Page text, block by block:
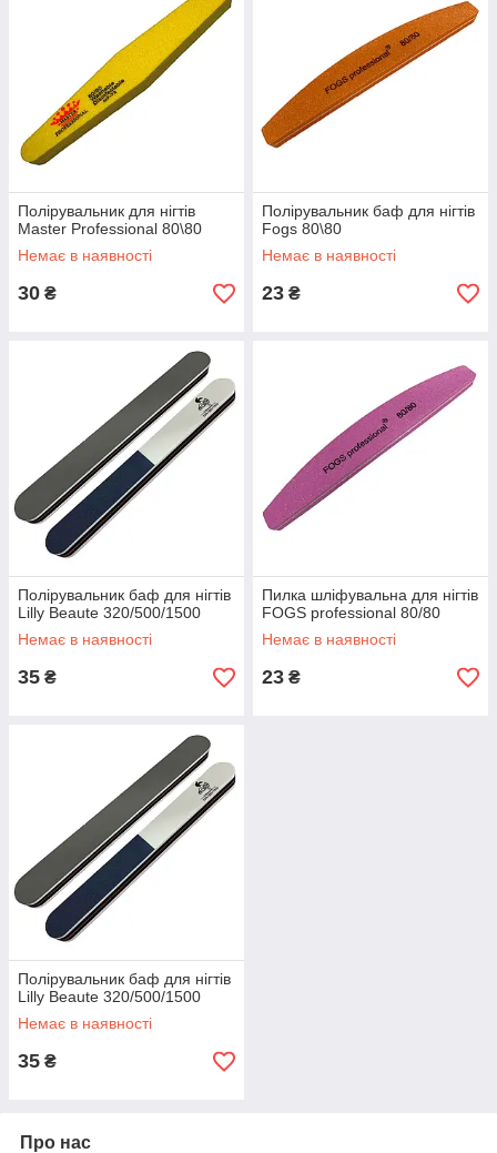
Полірувальник для нігтів
Master Professional 80\80
Немає в наявності
30 ₴
Полірувальник баф для нігтів
Fogs 80\80
Немає в наявності
23 ₴
Полірувальник баф для нігтів
Lilly Beaute 320/500/1500
Немає в наявності
35 ₴
Пилка шліфувальна для нігтів
FOGS professional 80/80
Немає в наявності
23 ₴
Полірувальник баф для нігтів
Lilly Beaute 320/500/1500
Немає в наявності
35 ₴
Про нас